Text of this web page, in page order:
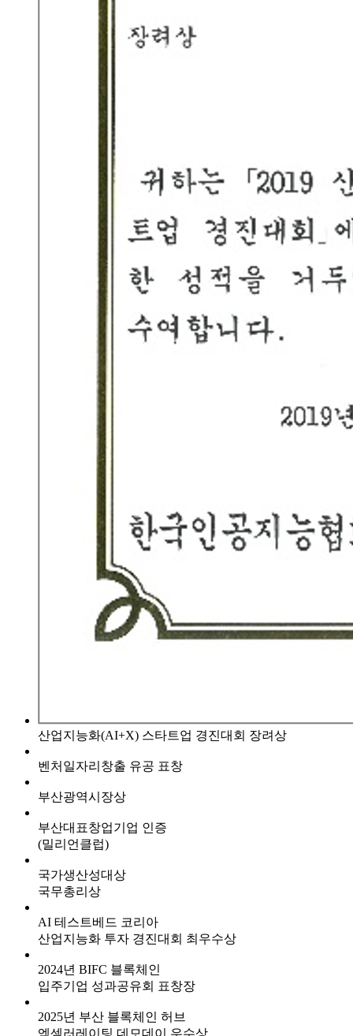
산업지능화(AI+X) 스타트업 경진대회 장려상
벤처일자리창출 유공 표창
부산광역시장상
부산대표창업기업 인증
(밀리언클럽)
국가생산성대상
국무총리상
AI 테스트베드 코리아
산업지능화 투자 경진대회 최우수상
2024년 BIFC 블록체인
입주기업 성과공유회 표창장
2025년 부산 블록체인 허브
엑셀러레이팅 데모데이 우수상